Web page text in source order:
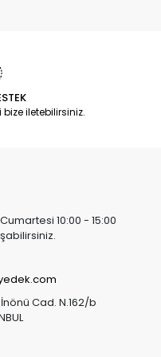
bize iletebilirsiniz.
10:00 - 15:00
Cad. N.162/b